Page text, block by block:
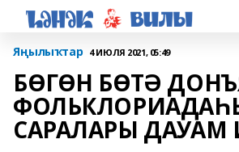
Яңылыҡтар 4 ИЮЛЯ 2021, 05:49
БӨГӨН БӨТӘ
САРАЛАРЫ ДАУАМ